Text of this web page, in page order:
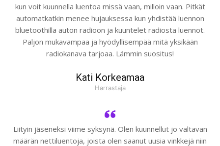
kun voit kuunnella luentoa missä vaan, milloin vaan. Pitkät
automatkatkin menee hujauksessa kun yhdistää luennon
bluetoothilla auton radioon ja kuuntelet radiosta luennot.
Paljon mukavampaa ja hyödyllisempää mitä yksikään
radiokanava tarjoaa. Lämmin suositus!
Kati Korkeamaa
Harrastaja
Liityin jäseneksi viime syksynä. Olen kuunnellut jo valtavan
määrän nettiluentoja, joista olen saanut uusia vinkkejä niin